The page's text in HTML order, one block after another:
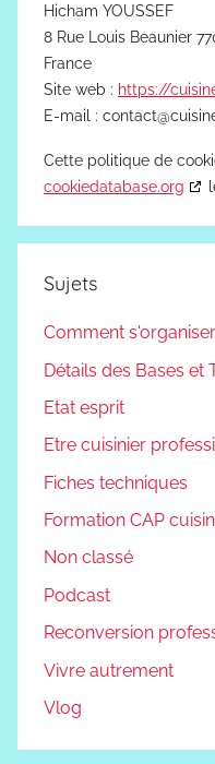
Hicham YOUSSEF
8 Rue Louis Beaunier
France
Site web : https://
E-mail : contact@
Cette politique de
cookiedatabase.org
Sujets
Comment
Détails des Bases et
Etat esprit
Etre cuisinier
Fiches techniques
Formation CAP
Non classé
Podcast
Reconversion
Vivre autrement
Vlog